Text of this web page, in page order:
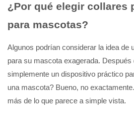
¿Por qué elegir collares
para mascotas?
Algunos podrían considerar la idea de
para su mascota exagerada.
simplemente un dispositivo práctico
una mascota? Bueno, no
más de lo que parece a simple vista.